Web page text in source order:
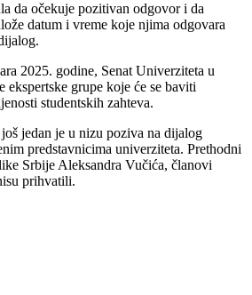
da očekuje pozitivan odgovor i da
datum i vreme koje njima odgovara
2025. godine, Senat Univerziteta u
ekspertske grupe koje će se baviti
studentskih zahteva.
jedan je u nizu poziva na dijalog
predstavnicima univerziteta. Prethodni
Srbije Aleksandra Vučića, članovi
prihvatili.